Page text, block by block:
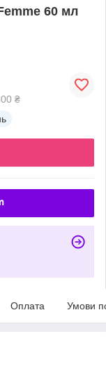
60 мл
₴
Оплата Умови